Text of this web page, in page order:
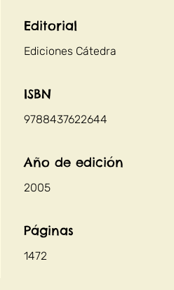
Editorial
Ediciones Cátedra
ISBN
9788437622644
Año de edición
2005
Páginas
1472